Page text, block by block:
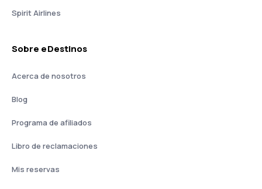
Spirit Airlines
Sobre eDestinos
Acerca de nosotros
Blog
Programa de afiliados
Libro de reclamaciones
Mis reservas